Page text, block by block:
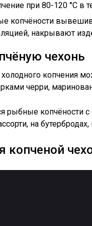
при 80-120 °С в
копчёности
накрывают
чехонь
холодного копчения
черри,
рыбные копчёности
на
копченой